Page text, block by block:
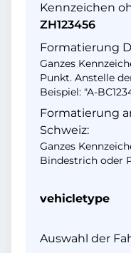
Kennzeichen
ZH123456
Formatierung
Ganzes
Punkt. Anstelle
Beispiel: "A-
Formatierung
Schweiz:
Ganzes
Bindestrich oder
vehicletype
Auswahl der